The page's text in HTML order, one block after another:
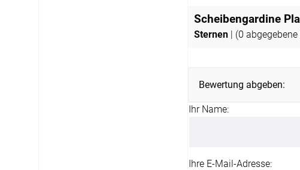
Scheibengardine
Sternen | (0
Bewertung abgeben:
Ihr Name:
Ihre E-Mail-Adresse: